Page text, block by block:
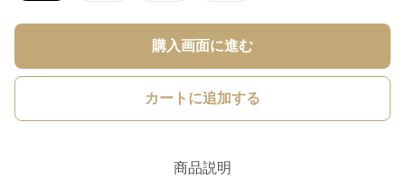
購入画面に進む
カートに追加する
商品説明